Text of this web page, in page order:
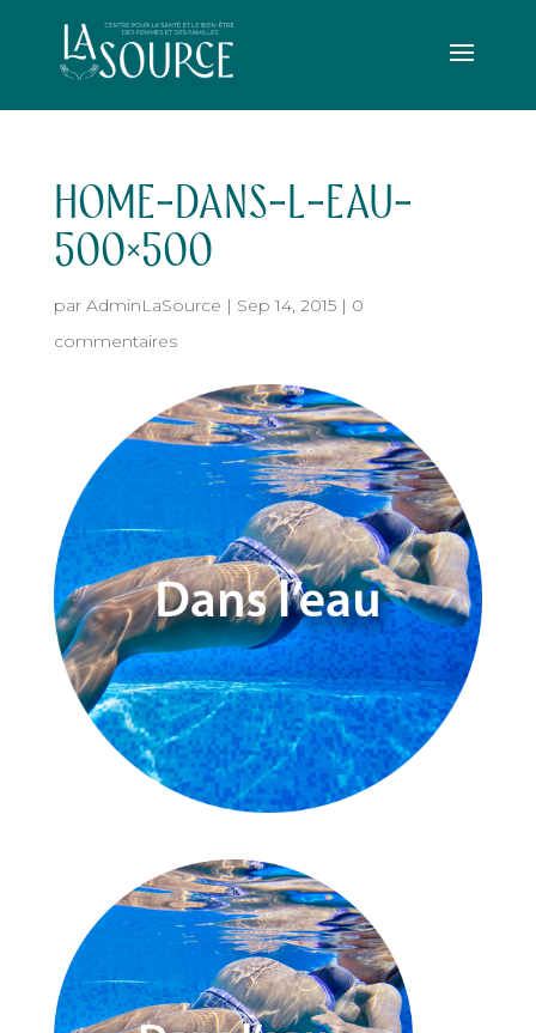
HOME-DANS-L-EAU-
500×500
par AdminLaSource | Sep 14, 2015| 0
commentaires